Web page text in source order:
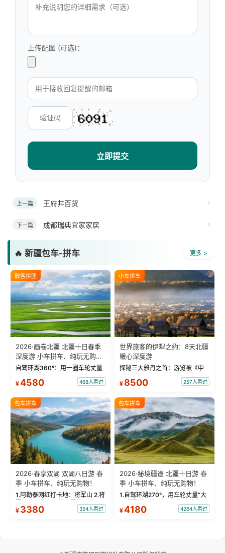
上传配图 (可选)：
立即提交
上一篇 王府井百货
下一篇 成都瑞典宜家家居
🔥 新疆包车-拼车 更多 >
散客拼团
2026·画卷北疆 北疆十日春季
深度游 小车拼车、纯玩无购
物！
自驾环湖360°：用一圈车轮丈量
“大西洋最后一滴眼泪”的极致蔚
蓝。 赛湖旅拍：甄选多款风格服
绝美瞬间。 赛湖坦克300跟车视
频：专业摄影师...
¥4580 468人看过
小车拼车
世界旅客的伊犁之约：8天北疆
暖心深度游
探秘三大雅丹之首：游览被《中
国国家地理》评选为“中国最美的
三大雅丹”第一名的克拉玛依魔鬼
瓦人最大村落——禾木村，欣赏
晨雾与小木...
¥ 8500 257人看过
包车拼车
2026·春享双湖 双湖八日游 春
季 小车拼车、纯玩无购物！
1.阿勒泰网红打卡地：将军山 2.将
军山落日缆车，体验雪都风光 3.
将军山，夕阳派对，蹦迪party 4.
¥ 3380 354人看过
包车拼车
2026·秘境疆途 北疆十日游 春
季 小车拼车、纯玩无购物！
1.自驾环湖270°，用车轮丈量“大
西洋最后一滴眼泪”的极致蔚蓝，
让雪山、花海与深邃湖水在转弯
¥4180 4264人看过